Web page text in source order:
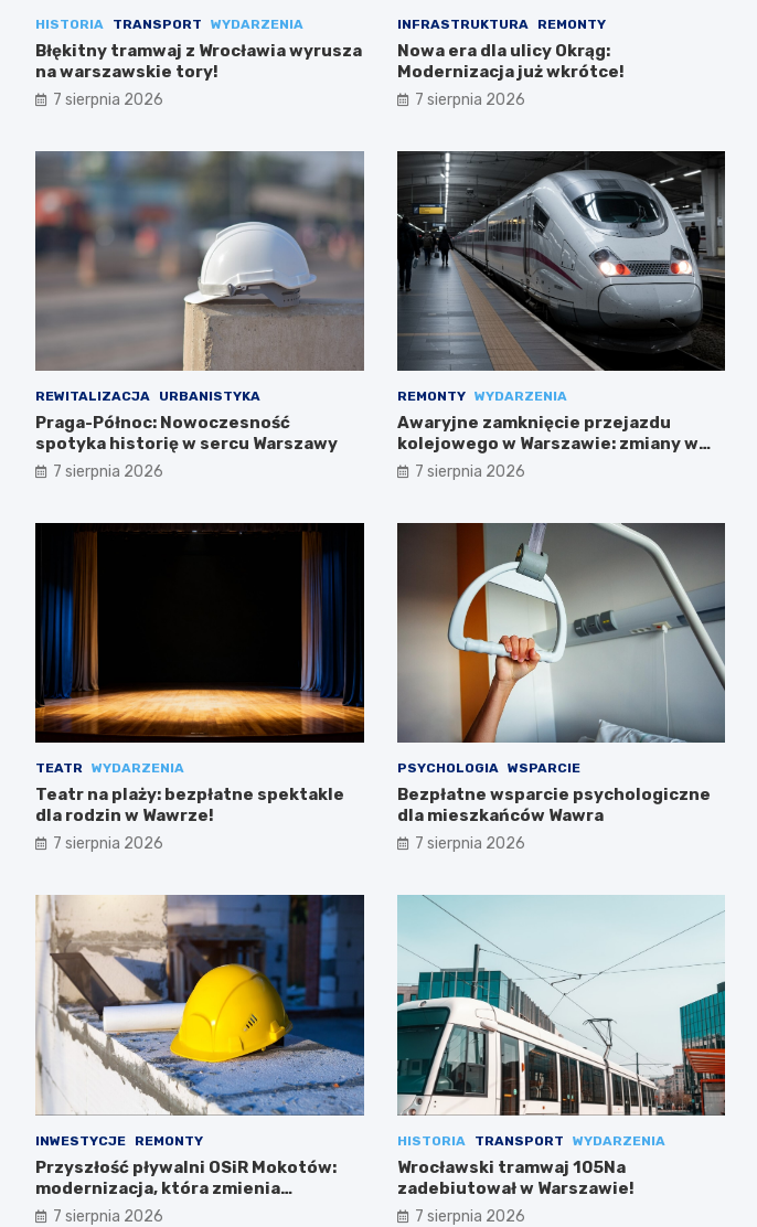
HISTORIA TRANSPORT WYDARZENIA
Błękitny tramwaj z Wrocławia wyrusza
na warszawskie tory!
7 sierpnia 2026
INFRASTRUKTURA REMONTY
Nowa era dla ulicy Okrąg:
Modernizacja już wkrótce!
7 sierpnia 2026
REWITALIZACJA URBANISTYKA
Praga-Północ: Nowoczesność
spotyka historię w sercu Warszawy
7 sierpnia 2026
REMONTY WYDARZENIA
Awaryjne zamknięcie przejazdu
kolejowego w Warszawie: zmiany w
trasach mieszkańców
7 sierpnia 2026
TEATR WYDARZENIA
Teatr na plaży: bezpłatne spektakle
dla rodzin w Wawrze!
7 sierpnia 2026
PSYCHOLOGIA WSPARCIE
Bezpłatne wsparcie psychologiczne
dla mieszkańców Wawra
7 sierpnia 2026
INWESTYCJE REMONTY
Przyszłość pływalni OSiR Mokotów:
modernizacja, która zmienia
wszystko
7 sierpnia 2026
HISTORIA TRANSPORT WYDARZENIA
Wrocławski tramwaj 105Na
zadebiutował w Warszawie!
7 sierpnia 2026